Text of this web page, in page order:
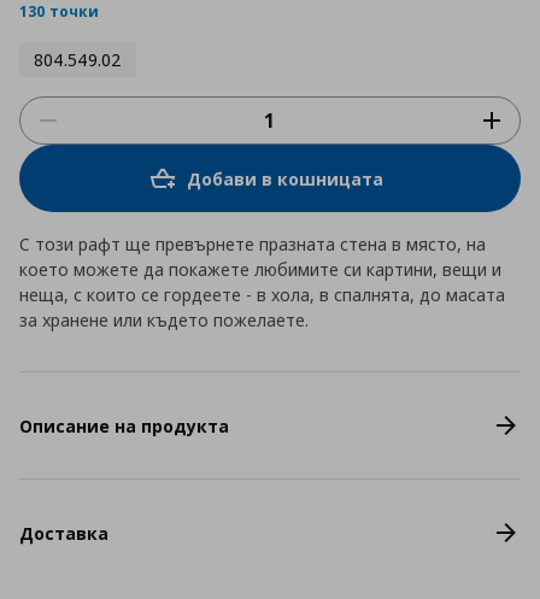
130 точки
804.549.02
Добави в кошницата
С този рафт ще превърнете празната стена в място, на
което можете да покажете любимите си картини, вещи и
неща, с които се гордеете - в хола, в спалнята, до масата
за хранене или където пожелаете.
Описание на продукта
Доставка